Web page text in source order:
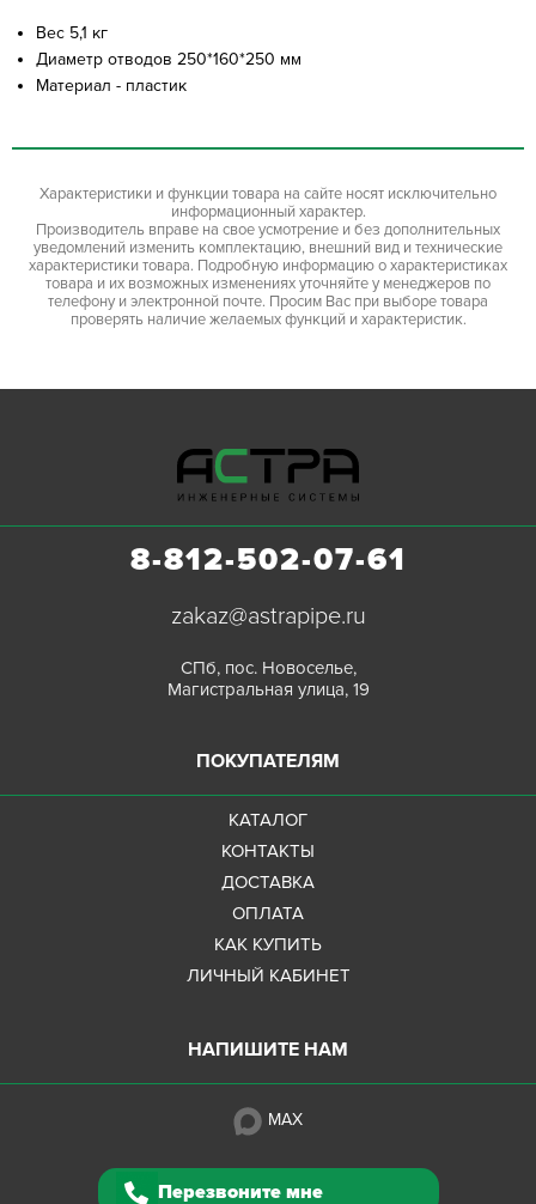
Вес 5,1 кг
Диаметр отводов 250*160*250 мм
Материал - пластик
Характеристики и функции товара на сайте носят исключительно
информационный характер.
Производитель вправе на свое усмотрение и без дополнительных
уведомлений изменить комплектацию, внешний вид и технические
характеристики товара. Подробную информацию о характеристиках
товара и их возможных изменениях уточняйте у менеджеров по
телефону и электронной почте. Просим Вас при выборе товара
проверять наличие желаемых функций и характеристик.
8-812-502-07-61
zakaz@astrapipe.ru
СПб, пос. Новоселье,
Магистральная улица, 19
ПОКУПАТЕЛЯМ
КАТАЛОГ
КОНТАКТЫ
ДОСТАВКА
ОПЛАТА
КАК КУПИТЬ
ЛИЧНЫЙ КАБИНЕТ
НАПИШИТЕ НАМ
MAX
Перезвоните мне